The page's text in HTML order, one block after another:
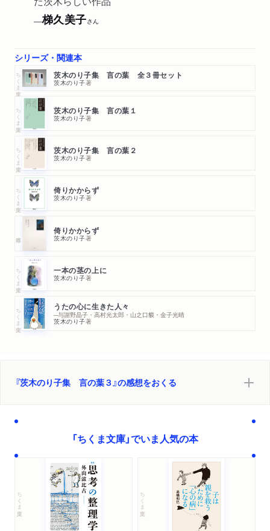
──梯久美子さん
シリーズ・関連本
ちくま文庫 茨木のり子集 言の葉 全３冊セット
茨木のり子著
ちくま文庫 茨木のり子集 言の葉１
茨木のり子著
ちくま文庫 茨木のり子集 言の葉２
茨木のり子著
ちくま文庫 倚りかからず
茨木のり子著
倚りかからず
茨木のり子著
ちくま文庫 一本の茎の上に
茨木のり子著
ちくま文庫 うたの心に生きた人々
─与謝野晶子・高村光太郎・山之口貘・金子光晴
茨木のり子著
『茨木のり子集 言の葉３』の感想をおくる
「ちくま文庫」でいま人気の本
ちくま文庫 ちくま文庫